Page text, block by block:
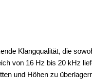
Klangqualität, die
von 16 Hz bis 20 kHz
und Höhen zu